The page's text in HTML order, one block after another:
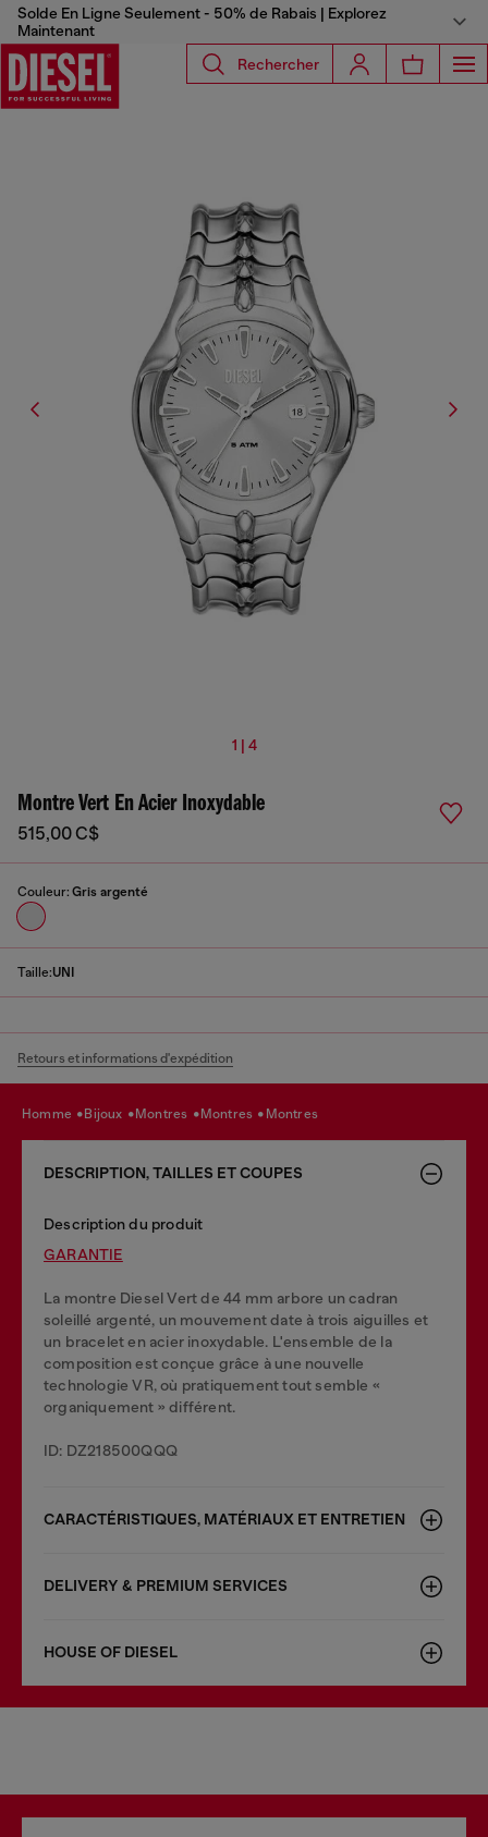
Solde En Ligne Seulement - 50% de Rabais | Explorez
Maintenant
Rechercher
1 | 4
Montre Vert En Acier Inoxydable
515,00 C$
Couleur: Gris argenté
Taille:UNI
Retours et informations d'expédition
homme bijoux montres montres montres
DESCRIPTION, TAILLES ET COUPES
Description du produit
GARANTIE
La montre Diesel Vert de 44 mm arbore un cadran
soleillé argenté, un mouvement date à trois aiguilles et
un bracelet en acier inoxydable. L'ensemble de la
composition est conçue grâce à une nouvelle
technologie VR, où pratiquement tout semble «
organiquement » différent.
ID: DZ218500QQQ
CARACTÉRISTIQUES, MATÉRIAUX ET ENTRETIEN
DELIVERY & PREMIUM SERVICES
HOUSE OF DIESEL